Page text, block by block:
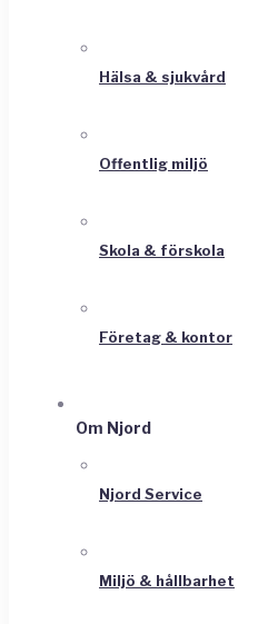
Hälsa & sjukvård
Offentlig miljö
Skola & förskola
Företag & kontor
Om Njord
Njord Service
Miljö & hållbarhet